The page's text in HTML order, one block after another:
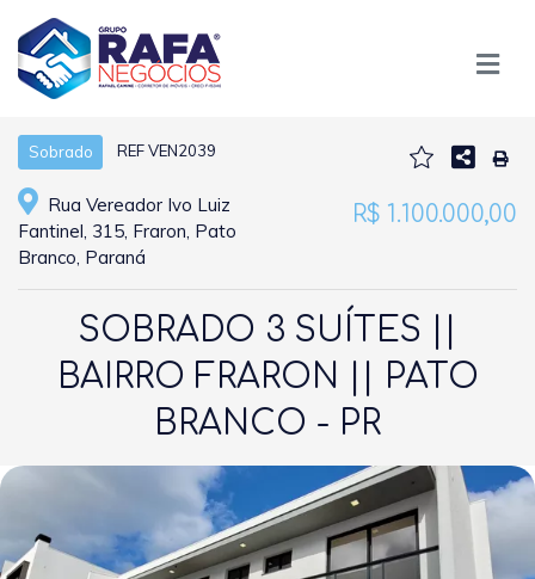
Sobrado REF VEN2039
Rua Vereador Ivo Luiz
Fantinel, 315, Fraron, Pato
Branco, Paraná
R$ 1.100.000,00
SOBRADO 3 SUÍTES ||
BAIRRO FRARON || PATO
BRANCO - PR